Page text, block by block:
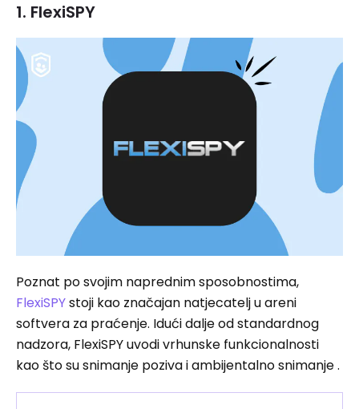
1. FlexiSPY
Poznat po svojim naprednim sposobnostima,
FlexiSPYstoji kao značajan natjecatelj u areni
softvera za praćenje. Idući dalje od standardnog
nadzora, FlexiSPY uvodi vrhunske funkcionalnosti
kao što su snimanje poziva i ambijentalno snimanje .